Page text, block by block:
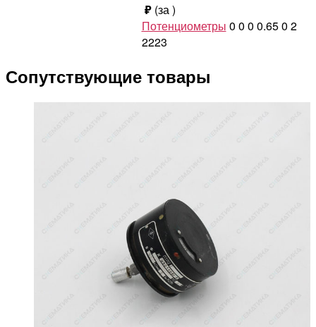
₽ (за)
Потенциометры 0 0 0 0.650 2
2223
Сопутствующие товары